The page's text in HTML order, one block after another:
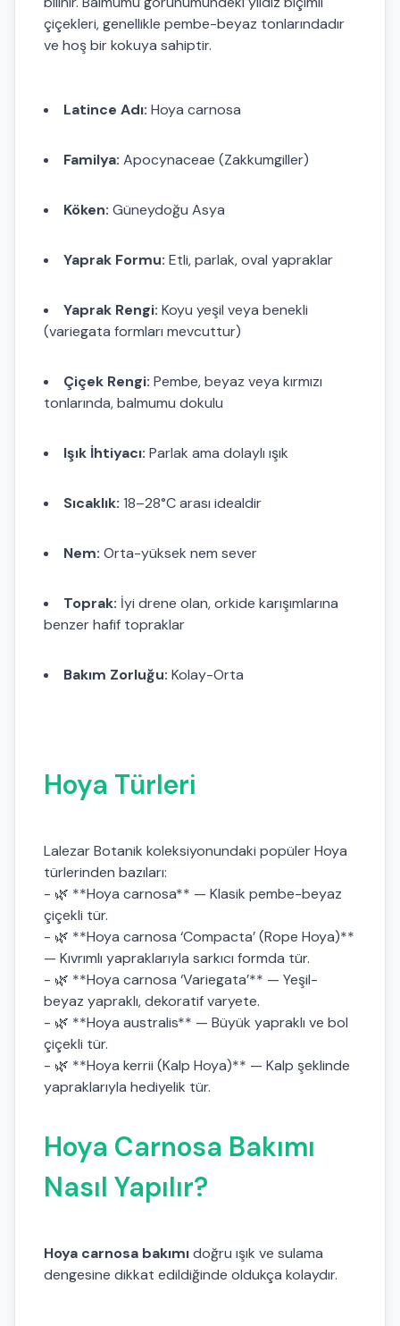
çiçekleri, genellikle pembe-beyaz tonlarındadır
ve hoş bir kokuya sahiptir.
Latince Adı: Hoya carnosa
Familya: Apocynaceae (Zakkumgiller)
Köken: Güneydoğu Asya
Yaprak Formu: Etli, parlak, oval yapraklar
Yaprak Rengi: Koyu yeşil veya benekli
(variegata formları mevcuttur)
Çiçek Rengi: Pembe, beyaz veya kırmızı
tonlarında, balmumu dokulu
Işık İhtiyacı: Parlak ama dolaylı ışık
Sıcaklık: 18–28°C arası idealdir
Nem: Orta-yüksek nem sever
Toprak: İyi drene olan, orkide karışımlarına
benzer hafif topraklar
Bakım Zorluğu: Kolay-Orta
Hoya Türleri
Lalezar Botanik koleksiyonundaki popüler Hoya
türlerinden bazıları:
- 🌿 **Hoya carnosa** — Klasik pembe-beyaz
çiçekli tür.
- 🌿 **Hoya carnosa ‘Compacta’ (Rope Hoya)**
— Kıvrımlı yapraklarıyla sarkıcı formda tür.
- 🌿 **Hoya carnosa ‘Variegata’** — Yeşil-
beyaz yapraklı, dekoratif varyete.
- 🌿 **Hoya australis** — Büyük yapraklı ve bol
çiçekli tür.
- 🌿 **Hoya kerrii (Kalp Hoya)** — Kalp şeklinde
yapraklarıyla hediyelik tür.
Hoya Carnosa Bakımı
Nasıl Yapılır?
Hoya carnosa bakımıdoğru ışık ve sulama
dengesine dikkat edildiğinde oldukça kolaydır.